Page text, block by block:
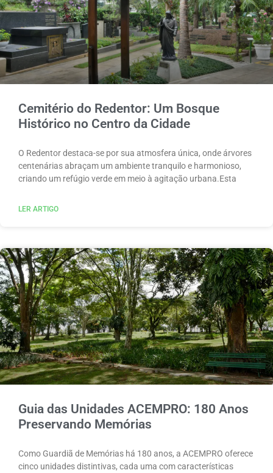
Cemitério do Redentor: Um Bosque
Histórico no Centro da Cidade
O Redentor destaca-se por sua atmosfera única, onde árvores
centenárias abraçam um ambiente tranquilo e harmonioso,
criando um refúgio verde em meio à agitação urbana.Esta
LER ARTIGO
Guia das Unidades ACEMPRO: 180 Anos
Preservando Memórias
Como Guardiã de Memórias há 180 anos, a ACEMPRO oferece
cinco unidades distintivas, cada uma com características